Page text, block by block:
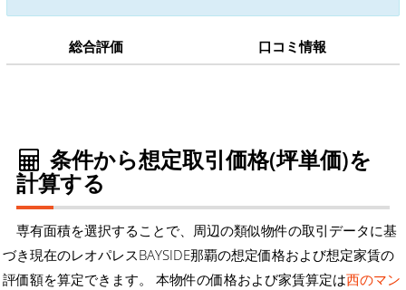
総合評価 口コミ情報
条件から想定取引価格(坪単価)を
計算する
専有面積を選択することで、周辺の類似物件の取引データに基
づき現在のレオパレスBAYSIDE那覇の想定価格および想定家賃の
評価額を算定できます。 本物件の価格および家賃算定は西のマン